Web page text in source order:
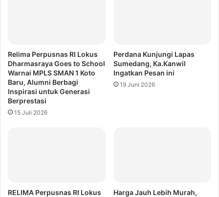
Relima Perpusnas RI Lokus
Dharmasraya Goes to School
Warnai MPLS SMAN 1 Koto
Baru, Alumni Berbagi
Inspirasi untuk Generasi
Berprestasi
15 Juli 2026
Perdana Kunjungi Lapas
Sumedang, Ka.Kanwil
Ingatkan Pesan ini
19 Juni 2026
RELIMA Perpusnas RI Lokus
Harga Jauh Lebih Murah,